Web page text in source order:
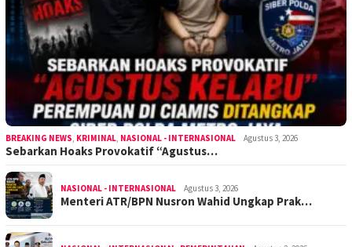
BREAKING NEWS, KRIMINAL, NASIONAL - INTERNASIONAL Agustus 3, 2026
Sebarkan Hoaks Provokatif “Agustus…
NASIONAL - INTERNASIONAL Agustus 3, 2026
Menteri ATR/BPN Nusron Wahid Ungkap Prak…